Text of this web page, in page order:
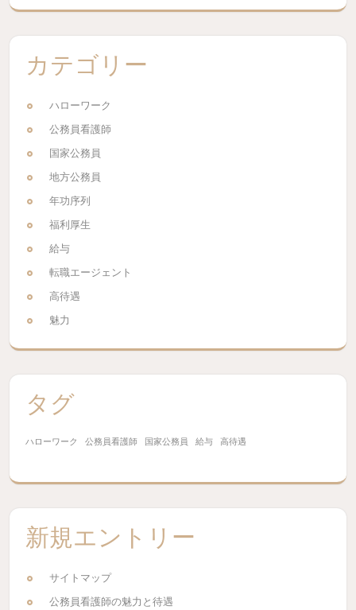
カテゴリー
ハローワーク
公務員看護師
国家公務員
地方公務員
年功序列
福利厚生
給与
転職エージェント
高待遇
魅力
タグ
ハローワーク 公務員看護師 国家公務員 給与 高待遇
新規エントリー
サイトマップ
公務員看護師の魅力と待遇